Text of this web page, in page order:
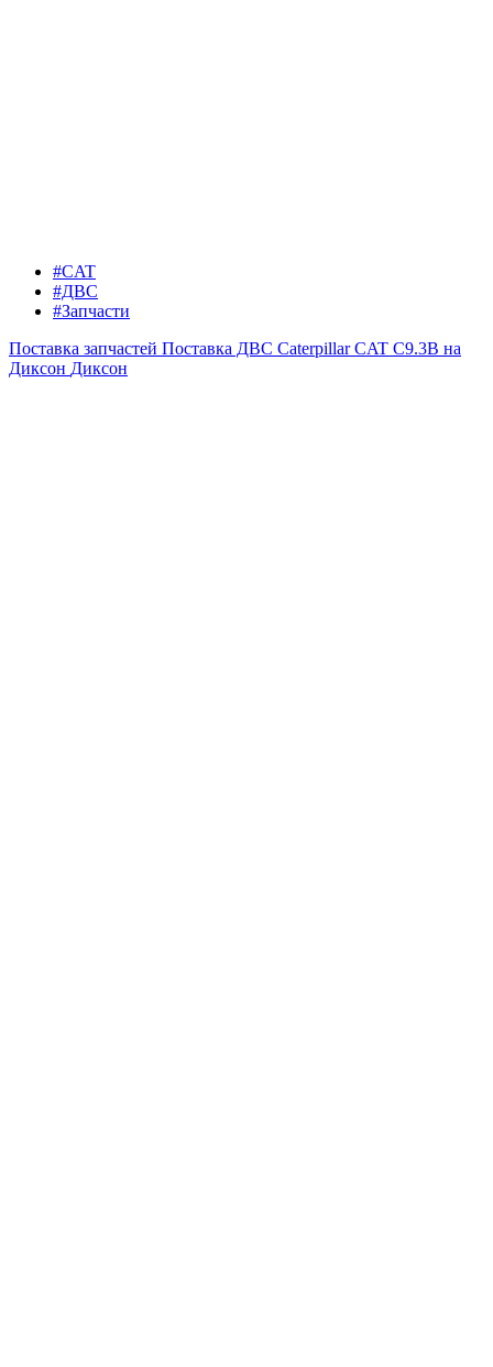
#CAT
#ДВС
#Запчасти
Поставка запчастей Поставка ДВС Caterpillar CAT C9.3B на
Диксон Диксон